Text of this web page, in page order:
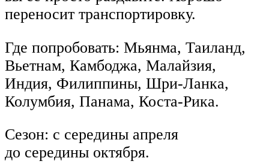
переносит транспортировку.
Где попробовать: Мьянма, Таиланд,
Вьетнам, Камбоджа, Малайзия,
Индия, Филиппины, Шри-Ланка,
Колумбия, Панама, Коста-Рика.
Сезон: с середины апреля
до середины октября.